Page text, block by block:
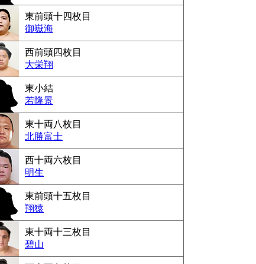
東前頭十四枚目
御嶽海
西前頭四枚目
大栄翔
東小結
若隆景
東十両八枚目
北勝富士
西十両六枚目
明生
東前頭十五枚目
翔猿
東十両十三枚目
碧山